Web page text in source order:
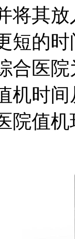
将其
短的
合医
机时
院值